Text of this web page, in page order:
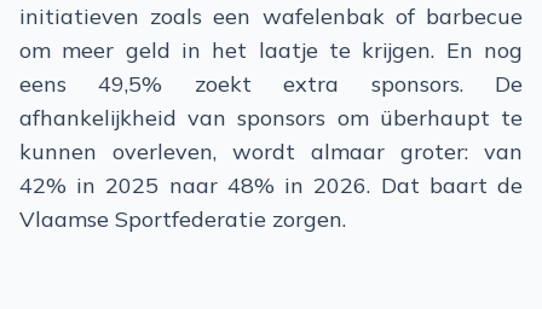
initiatieven zoals een wafelenbak of barbecue
om meer geld in het laatje te krijgen. En nog
eens 49,5% zoekt extra sponsors. De
afhankelijkheid van sponsors om überhaupt te
kunnen overleven, wordt almaar groter: van
42% in 2025 naar 48% in 2026. Dat baart de
Vlaamse Sportfederatie zorgen.